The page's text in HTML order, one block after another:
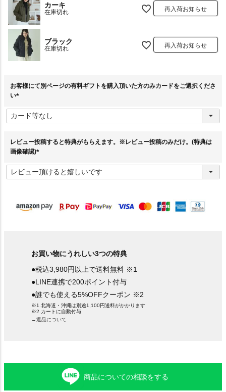
カーキ
在庫切れ 再入荷お知らせ
ブラック
在庫切れ 再入荷お知らせ
お客様にて別ページの有料ギフトを購入頂いた方のみカードをご選択くださ
い
必
須
レビュー投稿すると特典がもらえます。※レビュー投稿のみだけ。(特典は
画像確認)
必
須
お買い物にうれしい3つの特典
●税込3,980円以上で送料無料 ※1
●LINE連携で200ポイント付与
●誰でも使える5%OFFクーポン ※2
※1.北海道・沖縄は別途1,100円送料がかかります
※2.カートに自動付与
→返品について
商品についての相談をする